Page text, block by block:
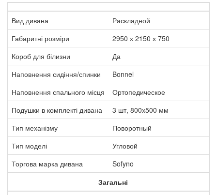
Вид дивана
Раскладной
Габаритні розміри
2950 х 2150 х 750
Короб для білизни
Да
Наповнення сидіння/спинки
Bonnel
Наповнення спального місця
Ортопедическое
Подушки в комплекті дивана
3 шт, 800х500 мм
Тип механізму
Поворотный
Тип моделі
Угловой
Торгова марка дивана
Sofyno
Загальні